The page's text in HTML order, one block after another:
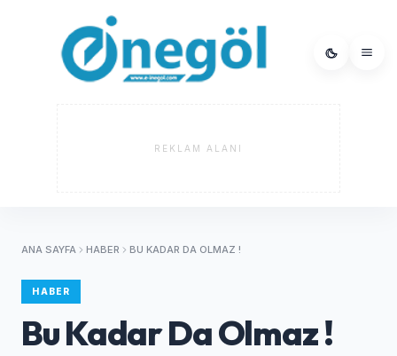
REKLAM ALANI
ANA SAYFA HABER BU KADAR DA OLMAZ !
HABER
Bu Kadar Da Olmaz !